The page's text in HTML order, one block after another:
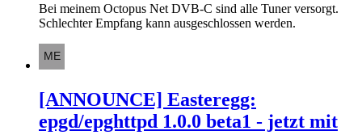
Bei meinem Octopus Net DVB-C sind alle Tuner versorgt.
Schlechter Empfang kann ausgeschlossen werden.
[ANNOUNCE] Easteregg:
epgd/epghttpd 1.0.0 beta1 - jetzt mit